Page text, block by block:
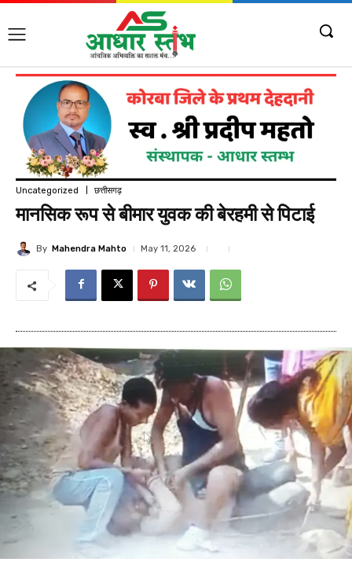
Uncategorized छत्तीसगढ़
मानसिक रूप से बीमार युवक की बेरहमी से पिटाई
By Mahendra Mahto May 11, 2026